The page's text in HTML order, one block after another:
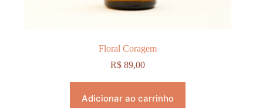
Floral Coragem
R$89,00
Adicionar ao carrinho